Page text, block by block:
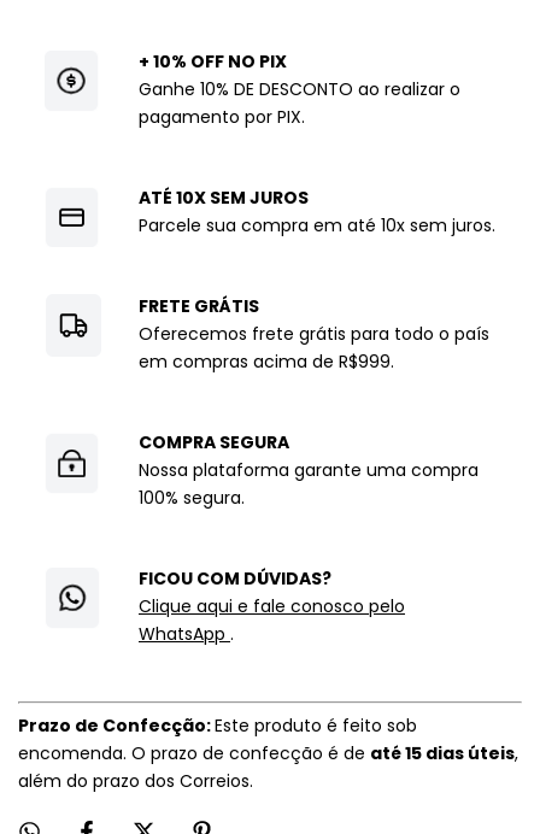
+ 10% OFF NO PIX
Ganhe 10% DE DESCONTO ao realizar o
pagamento por PIX.
ATÉ 10X SEM JUROS
Parcele sua compra em até 10x sem juros.
FRETE GRÁTIS
Oferecemos frete grátis para todo o país
em compras acima de R$999.
COMPRA SEGURA
Nossa plataforma garante uma compra
100% segura.
FICOU COM DÚVIDAS?
Clique aqui e fale conosco pelo
WhatsApp .
Prazo de Confecção:Este produto é feito sob
encomenda. O prazo de confecção é de até 15 dias úteis,
além do prazo dos Correios.